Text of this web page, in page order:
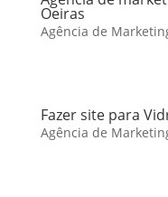
Oeiras
Agência de
Fazer site para
Agência de